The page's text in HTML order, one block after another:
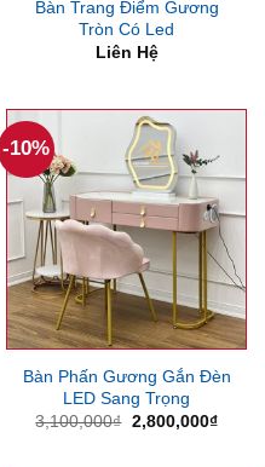
Bàn Trang Điểm Gương
Tròn Có Led
Liên Hệ
-10%
Bàn Phấn Gương Gắn Đèn
LED Sang Trọng
3,100,000₫ Giá
2,800,000₫Giá